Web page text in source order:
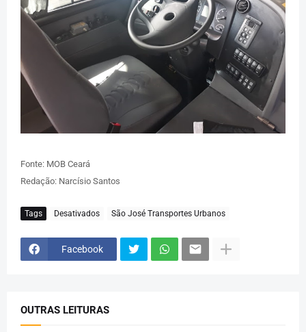
Fonte: MOB Ceará
Redação: Narcísio Santos
Tags Desativados São José Transportes Urbanos
Facebook
OUTRAS LEITURAS